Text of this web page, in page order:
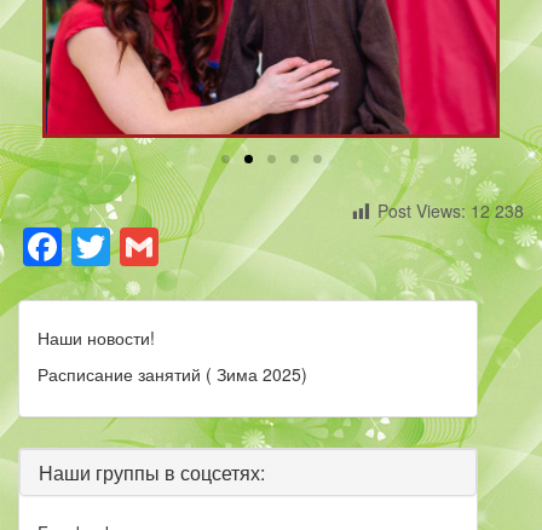
Post Views: 12 238
Facebook
TwitterGmail
Наши новости!
Расписание занятий ( Зима 2025)
Наши группы в соцсетях: